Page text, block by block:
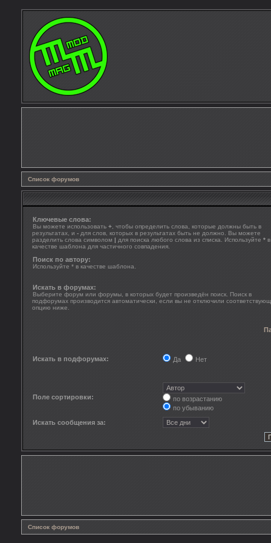
Список форумов
Ключевые слова:
Вы можете использовать + , чтобы определить слова, которые должны быть в
результатах, и - для слов, которых в результатах быть не должно. Вы можете
разделить слова символом | для поиска любого слова из списка. Используйте * в
качестве шаблона для частичного совпадения.
Поиск по автору:
Используйте * в качестве шаблона.
Искать в форумах:
Выберите форум или форумы, в которых будет произведён поиск. Поиск в
подфорумах производится автоматически, если вы не отключили
опцию ниже.
Искать в подфорумах: Да Нет
Поле сортировки:
по возрастанию
по убыванию
Искать сообщения за:
Список форумов